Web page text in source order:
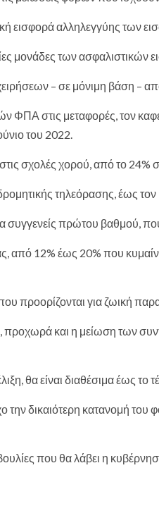
εισφορά αλληλεγγύης των
μονάδες των ασφαλιστικών
– σε μόνιμη βάση –
ΦΠΑ στις μεταφορές, τον
του 2022.
σχολές χορού, από το 24%
τηλεόρασης, έως τον
συγγενείς πρώτου βαθμού,
από 12% έως 20% που
προορίζονται για ζωική
προχωρά και η μείωση των
θα είναι διαθέσιμα έως το
την δικαιότερη κατανομή
που θα λάβει η